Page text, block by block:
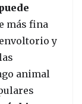
más fina
y
animal